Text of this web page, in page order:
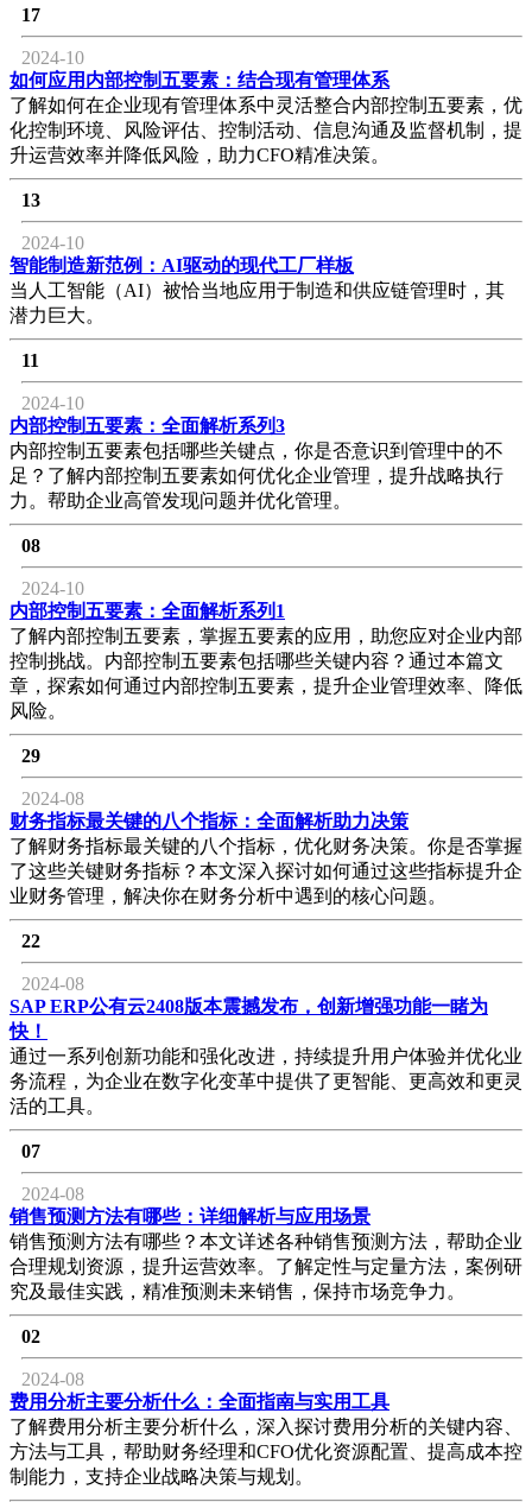
17
2024-10
如何应用内部控制五要素：结合现有管理体系
了解如何在企业现有管理体系中灵活整合内部控制五要素，优
化控制环境、风险评估、控制活动、信息沟通及监督机制，提
升运营效率并降低风险，助力CFO精准决策。
13
2024-10
智能制造新范例：AI驱动的现代工厂样板
当人工智能（AI）被恰当地应用于制造和供应链管理时，其
潜力巨大。
11
2024-10
内部控制五要素：全面解析系列3
内部控制五要素包括哪些关键点，你是否意识到管理中的不
足？了解内部控制五要素如何优化企业管理，提升战略执行
力。帮助企业高管发现问题并优化管理。
08
2024-10
内部控制五要素：全面解析系列1
了解内部控制五要素，掌握五要素的应用，助您应对企业内部
控制挑战。内部控制五要素包括哪些关键内容？通过本篇文
章，探索如何通过内部控制五要素，提升企业管理效率、降低
风险。
29
2024-08
财务指标最关键的八个指标：全面解析助力决策
了解财务指标最关键的八个指标，优化财务决策。你是否掌握
了这些关键财务指标？本文深入探讨如何通过这些指标提升企
业财务管理，解决你在财务分析中遇到的核心问题。
22
2024-08
SAP ERP公有云2408版本震撼发布，创新增强功能一睹为
快！
通过一系列创新功能和强化改进，持续提升用户体验并优化业
务流程，为企业在数字化变革中提供了更智能、更高效和更灵
活的工具。
07
2024-08
销售预测方法有哪些：详细解析与应用场景
销售预测方法有哪些？本文详述各种销售预测方法，帮助企业
合理规划资源，提升运营效率。了解定性与定量方法，案例研
究及最佳实践，精准预测未来销售，保持市场竞争力。
02
2024-08
费用分析主要分析什么：全面指南与实用工具
了解费用分析主要分析什么，深入探讨费用分析的关键内容、
方法与工具，帮助财务经理和CFO优化资源配置、提高成本控
制能力，支持企业战略决策与规划。